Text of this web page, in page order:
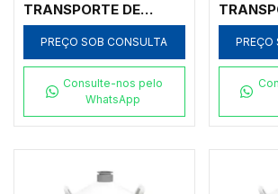
TRANSPORTE DE
NITROGÊNIO LÍQUIDO,
50L, CORPO ALUMÍNIO,
BOMBA MANUAL E
PREÇO SOB CONSULTA
Consulte-nos pelo
WhatsApp
50L,
PREÇO